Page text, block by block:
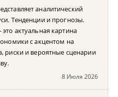
аналитический
Тенденции и прогнозы.
актуальная картина
с акцентом на
риски и вероятные сценарии
8 Июля 2026